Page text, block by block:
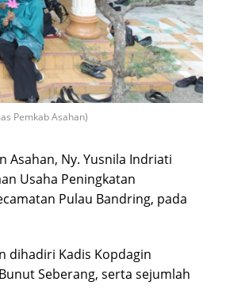
Pemkab Asahan)
Asahan, Ny. Yusnila Indriati
Usaha Peningkatan
Pulau Bandring, pada
dihadiri Kadis Kopdagin
Seberang, serta sejumlah